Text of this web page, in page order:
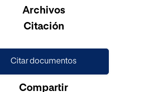
Archivos
Citación
Citar documentos
Compartir